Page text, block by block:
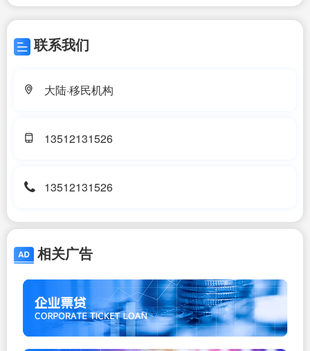
联系我们
大陆·移民机构
13512131526
13512131526
相关广告